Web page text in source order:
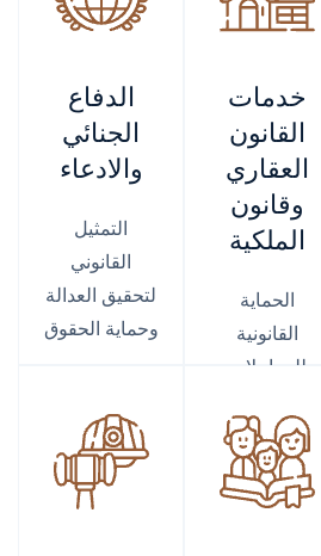
خدمات
القانون
العقاري
وقانون
الملكية
الحماية
القانونية
للمعاملات
وتسوية
النزاعات
الدفاع
الجنائي
والادعاء
التمثيل
القانوني
لتحقيق العدالة
وحماية الحقوق